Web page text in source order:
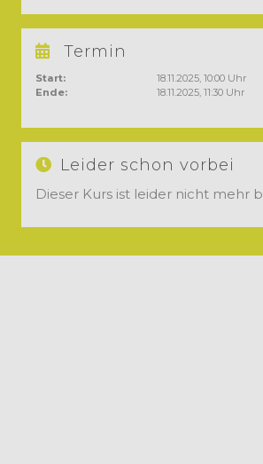
Termin
Start:
18.11.2025, 10:00 Uhr
Ende:
18.11.2025, 11:30 Uhr
Leider schon vorbei
Dieser Kurs ist leider nicht mehr